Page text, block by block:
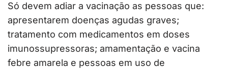
Só devem adiar a vacinação as pessoas que:
apresentarem doenças agudas graves;
tratamento com medicamentos em doses
imunossupressoras; amamentação e vacina
febre amarela e pessoas em uso de